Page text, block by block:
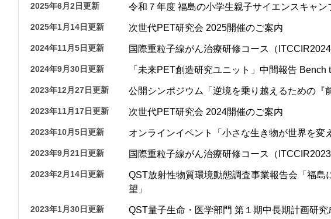
規程集
個人情報関連の情報
利益相反マネジメント規程
附帯決議等をふまえた総務省通知に基づく情報公開
動物実験に関する情報
QST革新プロジェク
本部
2025年6月2日更新 令和７年度 福島の小学生親子サイエンスキャン
2025年1月14日更新 次世代PET研究会 2025開催のご案内
2024年11月5日更新 国際重粒子線がん治療研修コース（ITCCIR2024
2024年9月30日更新 「未来PET創造研究ユニット」中間報告
2023年12月27日更新 公開シンポジウム「逆境を乗り越えるための『
2023年11月17日更新 次世代PET研究会 2024開催のご案内
2023年10月5日更新 オンラインイベント「小さな生き物が世界を変
2023年9月21日更新 国際重粒子線がん治療研修コース（ITCCIR2023
2023年2月14日更新
QST放射性物質環境動態調査事業報告会「福
望」
2023年1月30日更新 QST量子生命・医学部門 第１期中長期計画研究